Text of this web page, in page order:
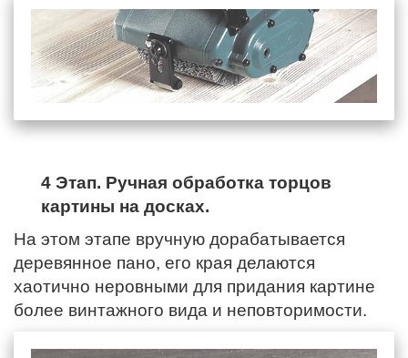
4 Этап. Ручная обработка торцов
картины на досках.
На этом этапе вручную дорабатывается
деревянное пано, его края делаются
хаотично неровными для придания картине
более винтажного вида и неповторимости.